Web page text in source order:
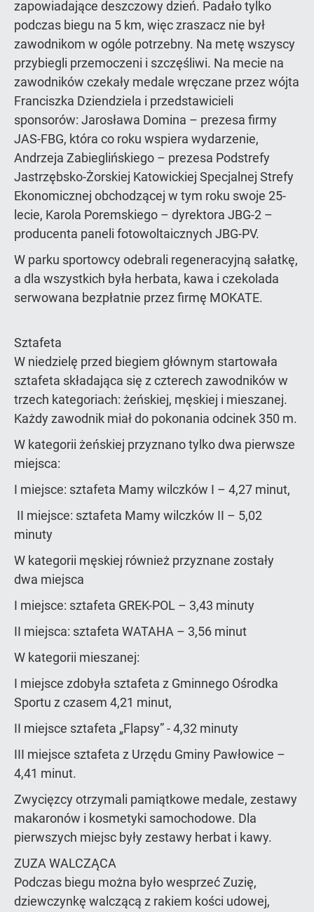
zapowiadające deszczowy dzień. Padało tylko
podczas biegu na 5 km, więc zraszacz nie był
zawodnikom w ogóle potrzebny. Na metę wszyscy
przybiegli przemoczeni i szczęśliwi. Na mecie na
zawodników czekały medale wręczane przez wójta
Franciszka Dziendziela i przedstawicieli
sponsorów: Jarosława Domina – prezesa firmy
JAS-FBG, która co roku wspiera wydarzenie,
Andrzeja Zabieglińskiego – prezesa Podstrefy
Jastrzębsko-Żorskiej Katowickiej Specjalnej Strefy
Ekonomicznej obchodzącej w tym roku swoje 25-
lecie, Karola Poremskiego – dyrektora JBG-2 –
producenta paneli fotowoltaicznych JBG-PV.
W parku sportowcy odebrali regeneracyjną sałatkę,
a dla wszystkich była herbata, kawa i czekolada
serwowana bezpłatnie przez firmę MOKATE.
Sztafeta
W niedzielę przed biegiem głównym startowała
sztafeta składająca się z czterech zawodników w
trzech kategoriach: żeńskiej, męskiej i mieszanej.
Każdy zawodnik miał do pokonania odcinek 350 m.
W kategorii żeńskiej przyznano tylko dwa pierwsze
miejsca:
I miejsce: sztafeta Mamy wilczków I – 4,27 minut,
II miejsce: sztafeta Mamy wilczków II – 5,02
minuty
W kategorii męskiej również przyznane zostały
dwa miejsca
I miejsce: sztafeta GREK-POL – 3,43 minuty
II miejsca: sztafeta WATAHA – 3,56 minut
W kategorii mieszanej:
I miejsce zdobyła sztafeta z Gminnego Ośrodka
Sportu z czasem 4,21 minut,
II miejsce sztafeta „Flapsy” - 4,32 minuty
III miejsce sztafeta z Urzędu Gminy Pawłowice –
4,41 minut.
Zwycięzcy otrzymali pamiątkowe medale, zestawy
makaronów i kosmetyki samochodowe. Dla
pierwszych miejsc były zestawy herbat i kawy.
ZUZA WALCZĄCA
Podczas biegu można było wesprzeć Zuzię,
dziewczynkę walczącą z rakiem kości udowej,